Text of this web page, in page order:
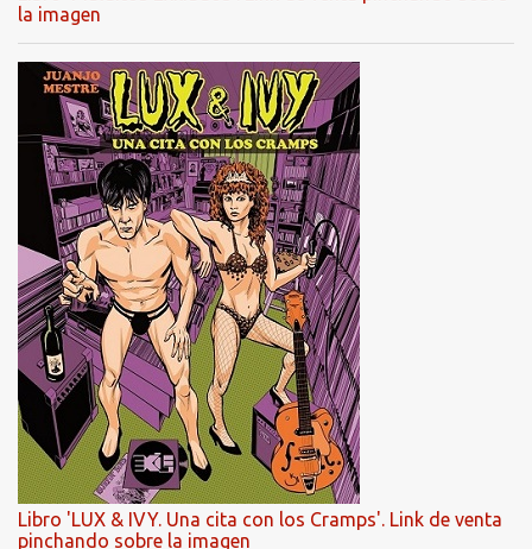
la imagen
Libro 'LUX & IVY. Una cita con los Cramps'. Link de venta
pinchando sobre la imagen